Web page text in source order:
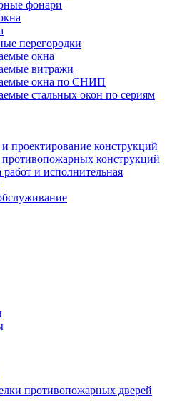
фонари
перегородки
окна
витражи
окна по СНИП
стальных окон по сериям
и проектирование конструкций
конструкций
и исполнительная
противопожарных дверей